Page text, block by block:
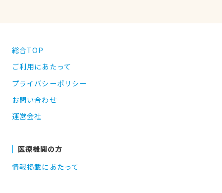
総合TOP
ご利用にあたって
プライバシーポリシー
お問い合わせ
運営会社
医療機関の方
情報掲載にあたって